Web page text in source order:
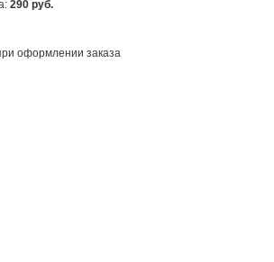
290руб.
оформлении заказа